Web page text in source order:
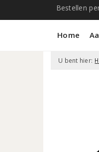
Bestellen
Home
U bent hier: